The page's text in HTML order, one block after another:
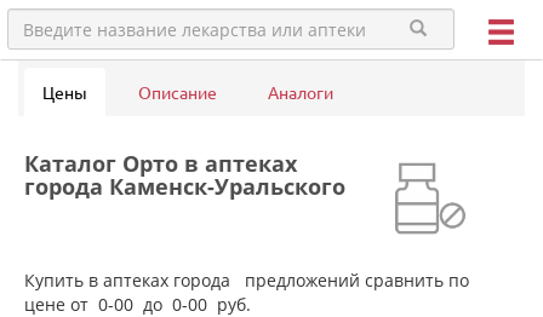
Цены Описание Аналоги
Каталог Орто в аптеках
города Каменск-Уральского
Купить в аптеках города
предложений сравнить по
цене от 0-00 до 0-00 руб.